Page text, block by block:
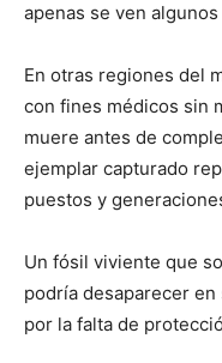
apenas se ven
En otras regiones del
con fines médicos sin
muere antes de
ejemplar capturado
puestos y
Un fósil viviente que
podría desaparecer
por la falta de